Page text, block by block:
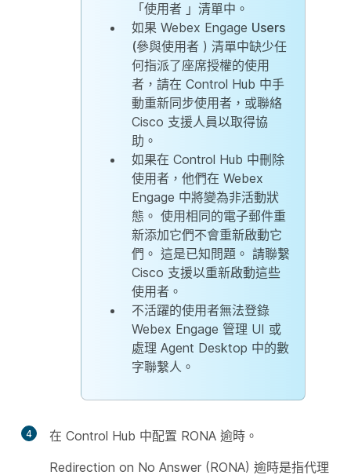
「使用者 」清單中。
如果 Webex Engage Users
(參與使用者 ) 清單中缺少任
何指派了座席授權的使用
者，請在 Control Hub 中手
動重新同步使用者，或聯絡
Cisco 支援人員以取得協
助。
如果在 Control Hub 中刪除
使用者，他們在 Webex
Engage 中將變為非活動狀
態。 使用相同的電子郵件重
新添加它們不會重新啟動它
們。 這是已知問題。 請聯繫
Cisco 支援以重新啟動這些
使用者。
不活躍的使用者無法登錄
Webex Engage 管理 UI 或
處理 Agent Desktop 中的數
字聯繫人。
4
在 Control Hub 中配置 RONA 逾時。
Redirection on No Answer (RONA) 逾時是指代理